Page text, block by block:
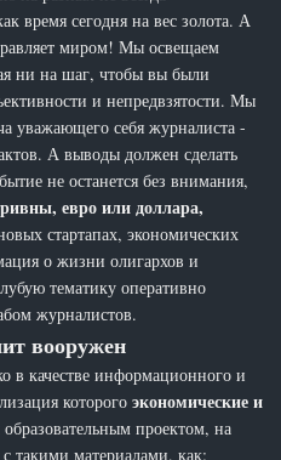
время сегодня на вес золота. А
миром! Мы освещаем
ни на шаг, чтобы вы были
и непредвзятости. Мы
уважающего себя журналиста -
А выводы должен сделать
не останется без внимания,
евро или доллара,
стартапах, экономических
о жизни олигархов и
тематику оперативно
журналистов.
вооружен
в качестве информационного и
которогоэкономические и
проектом, на
такими материалами, как: